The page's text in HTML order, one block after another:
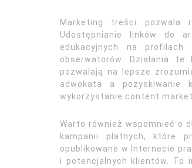
Marketing treści pozwala
Udostępnianie linków do
edukacyjnych na
obserwatorów. Działania
pozwalają na lepsze
adwokata a pozyskiwanie
wykorzystanie content
Warto również wspomnieć o
kampanii płatnych, które
opublikowane w Internecie
i potencjalnych klientów. To